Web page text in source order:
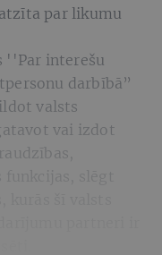
par likumu
''Par interešu
darbībā”
valsts
vai izdot